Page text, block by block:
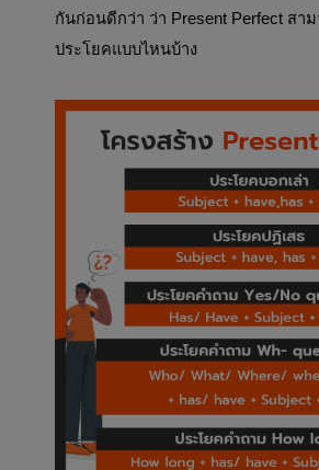
กันก่อนดีกว่า ว่า Present Perfect สา
ประโยคแบบไหนบ้าง